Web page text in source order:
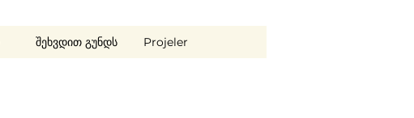
შეხვდით გუნდს Projeler